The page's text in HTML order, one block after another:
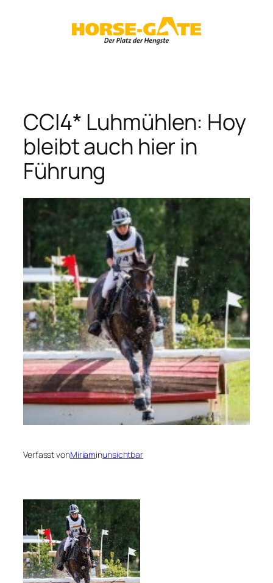
CCI4* Luhmühlen: Hoy
bleibt auch hier in
Führung
Verfasst vonMiriaminunsichtbar